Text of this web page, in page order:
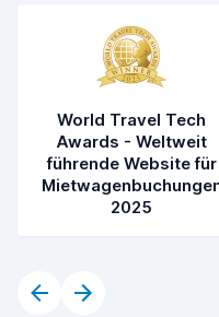
World Travel Tech
Awards - Weltweit
führende Website für
2025